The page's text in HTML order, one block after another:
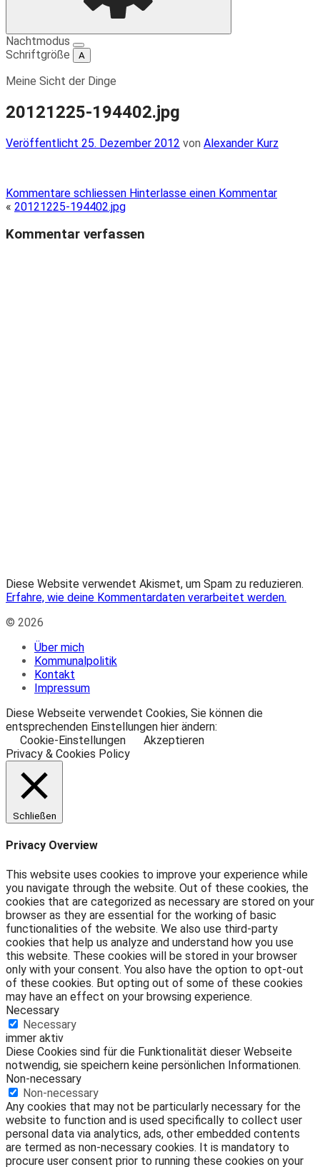
Einstellungen
Nachtmodus
Schriftgröße
A
Meine Sicht der Dinge
20121225-194402.jpg
Veröffentlicht
Veröffentlicht 25. Dezember 2012 von Alexander Kurz
Kommentare schliessen Hinterlasse einen Kommentar
« 20121225-194402.jpg
Kommentar verfassen
Diese Website verwendet Akismet, um Spam zu reduzieren.
Erfahre, wie deine Kommentardaten verarbeitet werden.
© 2026
Über mich
Kommunalpolitik
Kontakt
Impressum
Diese Webseite verwendet Cookies, Sie können die
entsprechenden Einstellungen hier ändern:
Cookie-Einstellungen
Akzeptieren
Privacy & Cookies Policy
Schließen
Privacy Overview
This website uses cookies to improve your experience while
you navigate through the website. Out of these cookies, the
cookies that are categorized as necessary are stored on your
browser as they are essential for the working of basic
functionalities of the website. We also use third-party
cookies that help us analyze and understand how you use
this website. These cookies will be stored in your browser
only with your consent. You also have the option to opt-out
of these cookies. But opting out of some of these cookies
may have an effect on your browsing experience.
Necessary
Necessary
immer aktiv
Diese Cookies sind für die Funktionalität dieser Webseite
notwendig, sie speichern keine persönlichen Informationen.
Non-necessary
Non-necessary
Any cookies that may not be particularly necessary for the
website to function and is used specifically to collect user
personal data via analytics, ads, other embedded contents
are termed as non-necessary cookies. It is mandatory to
procure user consent prior to running these cookies on your